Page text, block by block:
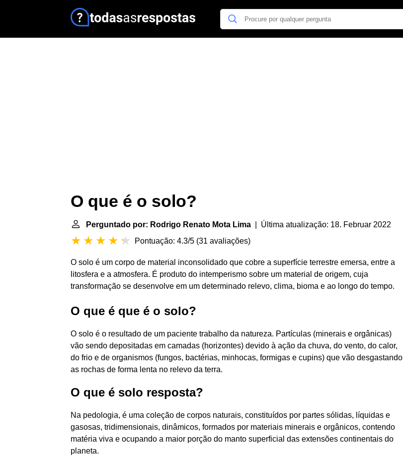
O que é o solo?
Perguntado por: Rodrigo Renato Mota Lima | Última atualização: 18. Februar 2022
Pontuação: 4.3/5 (31 avaliações)
O solo é um corpo de material inconsolidado que cobre a superfície terrestre emersa, entre a
litosfera e a atmosfera. É produto do intemperismo sobre um material de origem, cuja
transformação se desenvolve em um determinado relevo, clima, bioma e ao longo do tempo.
O que é que é o solo?
O solo é o resultado de um paciente trabalho da natureza. Partículas (minerais e orgânicas)
vão sendo depositadas em camadas (horizontes) devido à ação da chuva, do vento, do calor,
do frio e de organismos (fungos, bactérias, minhocas, formigas e cupins) que vão desgastando
as rochas de forma lenta no relevo da terra.
O que é solo resposta?
Na pedologia, é uma coleção de corpos naturais, constituídos por partes sólidas, líquidas e
gasosas, tridimensionais, dinâmicos, formados por materiais minerais e orgânicos, contendo
matéria viva e ocupando a maior porção do manto superficial das extensões continentais do
planeta.